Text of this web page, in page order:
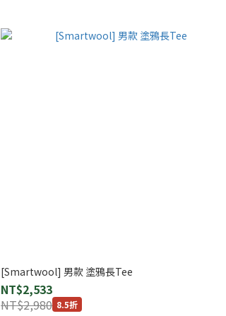
[Smartwool] 男款 塗鴉長Tee
NT$2,533
NT$2,980 8.5折